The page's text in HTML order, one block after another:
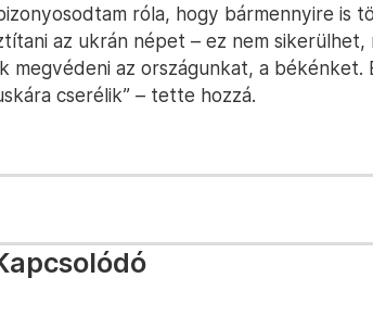
róla, hogy bármennyire is
az ukrán népet – ez nem
megvédeni az országunkat, a békénket.
cserélik” – tette hozzá.